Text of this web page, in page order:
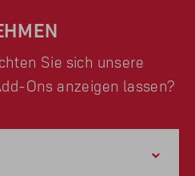
Sie sich unsere
Ons anzeigen lassen?